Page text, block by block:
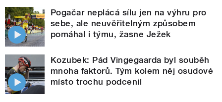
Pogačar neplácá sílu jen na výhru pro
sebe, ale neuvěřitelným způsobem
pomáhal i týmu, žasne Ježek
Kozubek: Pád Vingegaarda byl souběh
mnoha faktorů. Tým kolem něj osudové
místo trochu podcenil